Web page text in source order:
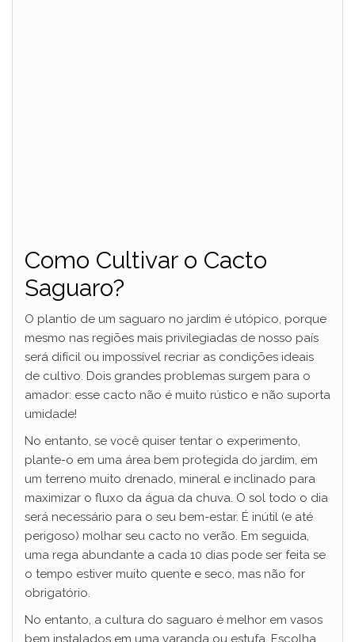
Como Cultivar o Cacto
Saguaro?
O plantio de um saguaro no jardim é utópico, porque
mesmo nas regiões mais privilegiadas de nosso país
será difícil ou impossível recriar as condições ideais
de cultivo. Dois grandes problemas surgem para o
amador: esse cacto não é muito rústico e não suporta
umidade!
No entanto, se você quiser tentar o experimento,
plante-o em uma área bem protegida do jardim, em
um terreno muito drenado, mineral e inclinado para
maximizar o fluxo da água da chuva. O sol todo o dia
será necessário para o seu bem-estar. É inútil (e até
perigoso) molhar seu cacto no verão. Em seguida,
uma rega abundante a cada 10 dias pode ser feita se
o tempo estiver muito quente e seco, mas não for
obrigatório.
No entanto, a cultura do saguaro é melhor em vasos
bem instalados em uma varanda ou estufa. Escolha